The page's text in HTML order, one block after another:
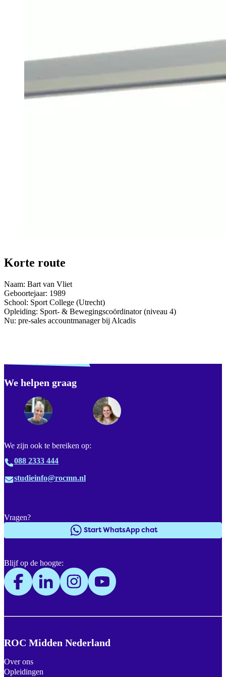
Korte route
Naam: Bart van Vliet
Geboortejaar: 1989
School: Sport College (Utrecht)
Opleiding: Sport- & Bewegingscoördinator (niveau 4)
Nu: pre-sales accountmanager bij Alcadis
We helpen graag
We zijn ook te bereiken op:
088 2333 444
studieinfo@rocmn.nl
ROC Midden Nederland
Over ons
Opleidingen
Vragen?
Start WhatsApp chat
Blijf op de hoogte:
Footer